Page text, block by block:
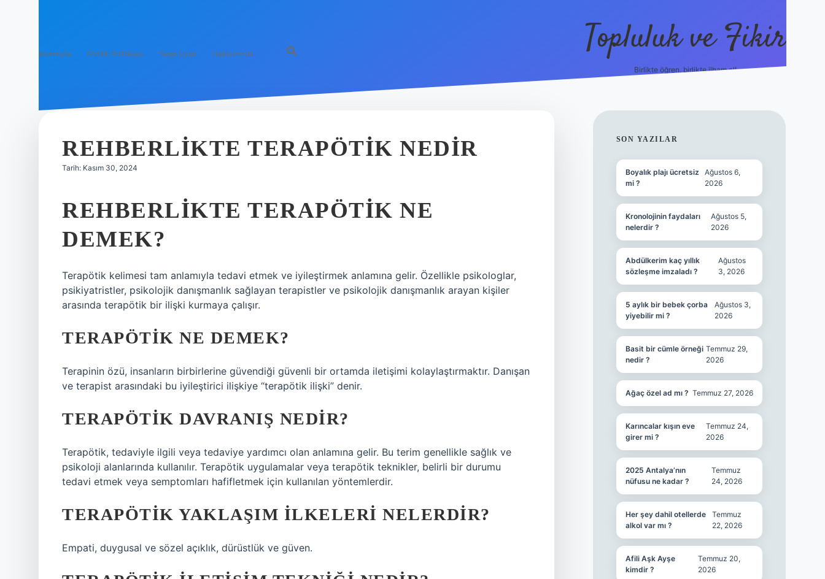
Anasayfa Gizlilik Politikası Yasal Uyarı Hakkımızda Topluluk ve Fikir
Birlikte öğren, birlikte ilham al!
REHBERLIKTE TERAPÖTIK NEDIR
Tarih: Kasım 30, 2024
REHBERLIKTE TERAPÖTIK NE
DEMEK?
Terapötik kelimesi tam anlamıyla tedavi etmek ve iyileştirmek anlamına gelir. Özellikle psikologlar,
psikiyatristler, psikolojik danışmanlık sağlayan terapistler ve psikolojik danışmanlık arayan kişiler
arasında terapötik bir ilişki kurmaya çalışır.
TERAPÖTIK NE DEMEK?
Terapinin özü, insanların birbirlerine güvendiği güvenli bir ortamda iletişimi kolaylaştırmaktır. Danışan
ve terapist arasındaki bu iyileştirici ilişkiye “terapötik ilişki” denir.
TERAPÖTIK DAVRANIŞ NEDIR?
Terapötik, tedaviyle ilgili veya tedaviye yardımcı olan anlamına gelir. Bu terim genellikle sağlık ve
psikoloji alanlarında kullanılır. Terapötik uygulamalar veya terapötik teknikler, belirli bir durumu
tedavi etmek veya semptomları hafifletmek için kullanılan yöntemlerdir.
TERAPÖTIK YAKLAŞIM ILKELERI NELERDIR?
Empati, duygusal ve sözel açıklık, dürüstlük ve güven.
SIDEBAR
SON YAZILAR
Boyalık plajı ücretsiz
mi ?
Ağustos 6,
2026
Kronolojinin faydaları
nelerdir ?
Ağustos 5,
2026
Abdülkerim kaç yıllık
sözleşme imzaladı ?
Ağustos
3, 2026
5 aylık bir bebek çorba
yiyebilir mi ?
Ağustos 3,
2026
Basit bir cümle örneği
nedir ?
Temmuz 29,
2026
Ağaç özel ad mı ? Temmuz 27, 2026
Karıncalar kışın eve
girer mi ?
Temmuz 24,
2026
2025 Antalya’nın
nüfusu ne kadar ?
Temmuz
24, 2026
Her şey dahil otellerde
alkol var mı ?
Temmuz
22, 2026
Afili Aşk Ayşe
kimdir ?
Temmuz 20,
2026